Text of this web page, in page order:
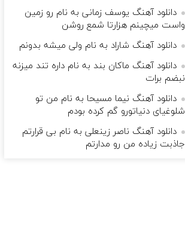
دانلود آهنگ یوسف زمانی به نام رو زمین
واست میچینم هزارتا شمع روشن
دانلود آهنگ شاراد به نام ولی میشه بدونم
دانلود آهنگ ماکان بند به نام داره تند میزنه
نبضم برات
دانلود آهنگ نیما مسیحا به نام من تو
شلوغیای دنیاتورو گم کرده بودم
دانلود آهنگ ناصر زینعلی به نام بی قرارتم
جاذبت زیاده من رو مدارتم